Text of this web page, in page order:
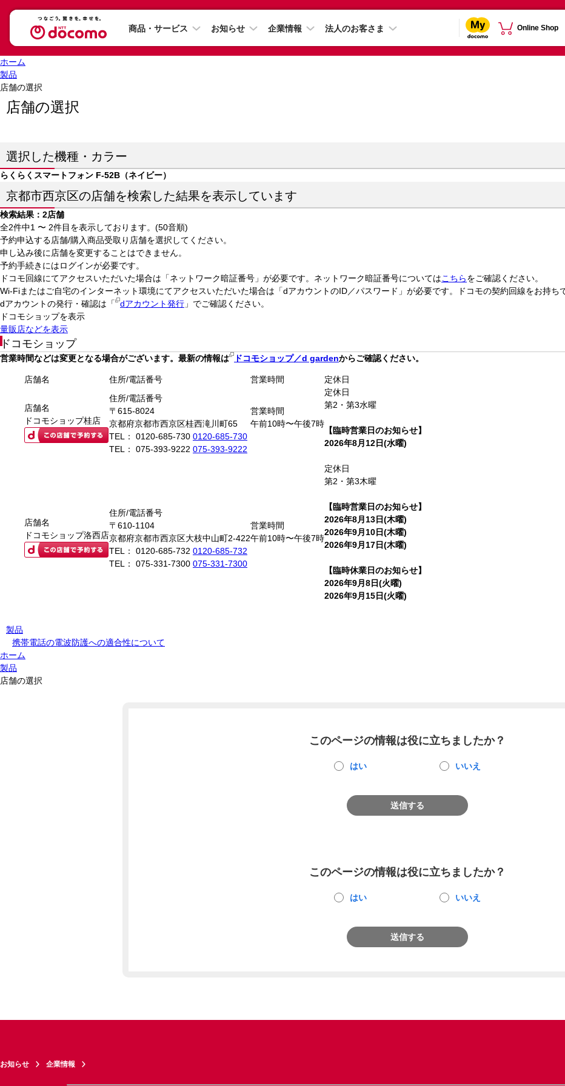
商品・サービス お知らせ 企業情報 法人のお客さま Online Shop
ホーム
製品
店舗の選択
店舗の選択
選択した機種・カラー
らくらくスマートフォン F-52B（ネイビー）
京都市西京区の店舗を検索した結果を表示しています
検索結果：2店舗
全2件中1 〜 2件目を表示しております。(50音順)
予約申込する店舗/購入商品受取り店舗を選択してください。
申し込み後に店舗を変更することはできません。
予約手続きにはログインが必要です。
ドコモ回線にてアクセスいただいた場合は「ネットワーク暗証番号」が必要です。ネットワーク暗証番号についてはこちらをご確認ください。
Wi-Fiまたはご自宅のインターネット環境にてアクセスいただいた場合は「dアカウントのID／パスワード」が必要です。ドコモの契約回線をお持ち
dアカウントの発行・確認は「
dアカウント発行 」でご確認ください。
ドコモショップを表示
量販店などを表示
ドコモショップ
営業時間などは変更となる場合がございます。最新の情報は ドコモショップ／d gardenからご確認ください。
店舗名 住所/電話番号 営業時間 定休日
店舗名
ドコモショップ桂店
住所/電話番号
〒615-8024
京都府京都市西京区桂西滝川町65
TEL： 0120-685-730 0120-685-730
TEL： 075-393-9222 075-393-9222
営業時間
午前10時〜午後7時
定休日
第2・第3水曜
【臨時営業日のお知らせ】
2026年8月12日(水曜)
店舗名
ドコモショップ洛西店
住所/電話番号
〒610-1104
京都府京都市西京区大枝中山町2-422
TEL： 0120-685-732 0120-685-732
TEL： 075-331-7300 075-331-7300
営業時間
午前10時〜午後7時
定休日
第2・第3木曜
【臨時営業日のお知らせ】
2026年8月13日(木曜)
2026年9月10日(木曜)
2026年9月17日(木曜)
【臨時休業日のお知らせ】
2026年9月8日(火曜)
2026年9月15日(火曜)
製品
携帯電話の電波防護への適合性について
ホーム
製品
店舗の選択
このページの情報は役に立ちましたか？
はい いいえ
送信する
このページの情報は役に立ちましたか？
はい いいえ
送信する
お知らせ 企業情報